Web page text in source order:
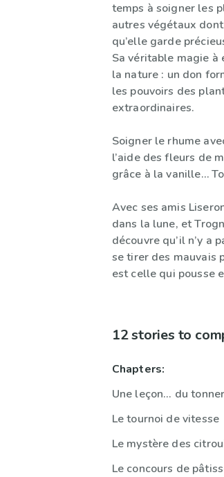
temps à soigner les
autres végétaux
qu’elle garde
Sa véritable magie à
la nature : un don
les pouvoirs des
extraordinaires.
Soigner le rhume
l’aide des fleurs de
grâce à la vanille…
Avec ses amis
dans la lune, et
découvre qu’il n’y a
se tirer des mauvais
est celle qui pousse
12 stories to
Chapters:
Une leçon... du
Le tournoi de vitesse
Le mystère des
Le concours de